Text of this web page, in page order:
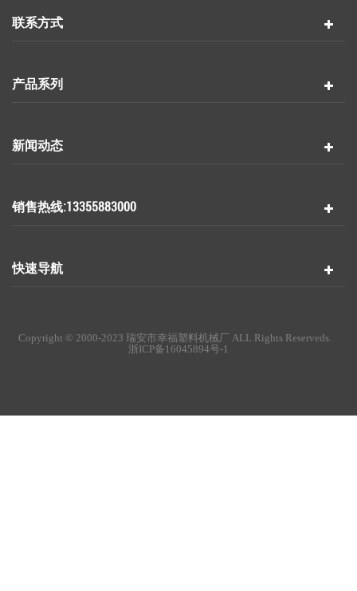
联系方式
产品系列
新闻动态
销售热线:13355883000
快速导航
Copyright © 2000-2023 瑞安市幸福塑料机械厂 ALL Rights Reserveds.
浙ICP备16045894号-1